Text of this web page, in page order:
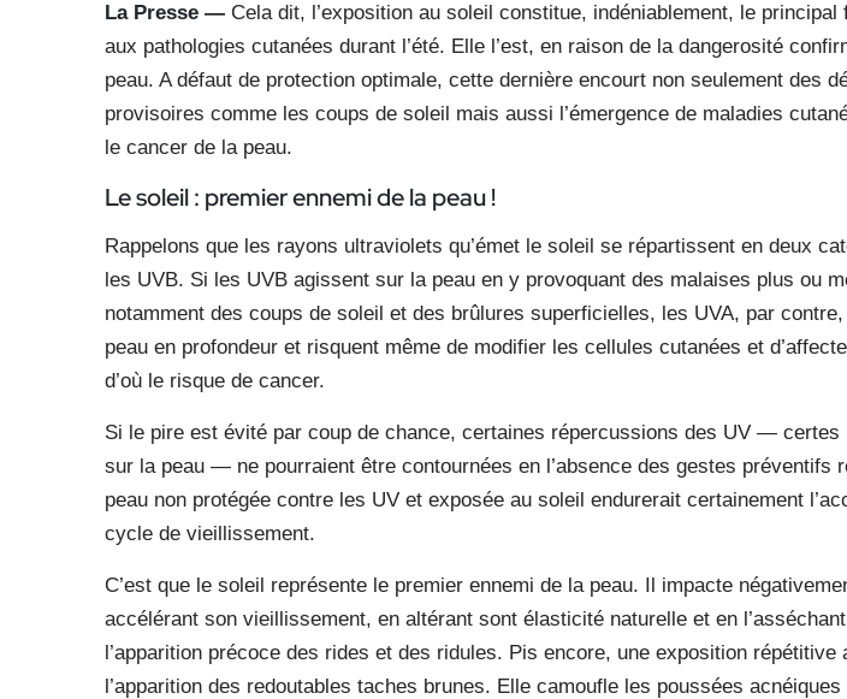
La Presse — Cela dit, l’exposition au soleil constitue, indéniablement, le principal
aux pathologies cutanées durant l’été. Elle l’est, en raison de la dangerosité
peau. A défaut de protection optimale, cette dernière encourt non seulement des
provisoires comme les coups de soleil mais aussi l’émergence de maladies
le cancer de la peau.
Le soleil : premier ennemi de la peau !
Rappelons que les rayons ultraviolets qu’émet le soleil se répartissent en deux
les UVB. Si les UVB agissent sur la peau en y provoquant des malaises plus ou
notamment des coups de soleil et des brûlures superficielles, les UVA, par
peau en profondeur et risquent même de modifier les cellules cutanées et
d’où le risque de cancer.
Si le pire est évité par coup de chance, certaines répercussions des UV — certes
sur la peau — ne pourraient être contournées en l’absence des gestes préventifs
peau non protégée contre les UV et exposée au soleil endurerait certainement
cycle de vieillissement.
C’est que le soleil représente le premier ennemi de la peau. Il impacte
accélérant son vieillissement, en altérant sont élasticité naturelle et en
l’apparition précoce des rides et des ridules. Pis encore, une exposition répétitive
l’apparition des redoutables taches brunes. Elle camoufle les poussées acnéiques